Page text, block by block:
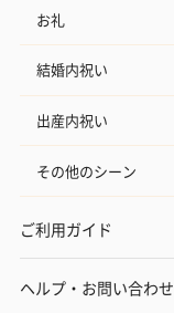
お礼
結婚内祝い
出産内祝い
その他のシーン
ご利用ガイド
ヘルプ・お問い合わせ